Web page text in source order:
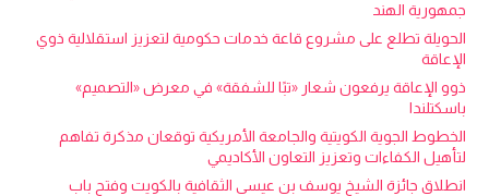
جمهورية الهند
الحويلة تطلع على مشروع قاعة خدمات حكومية لتعزيز استقلالية ذوي
الإعاقة
ذوو الإعاقة يرفعون شعار «تبًا للشفقة» في معرض «التصميم»
باسكتلندا
الخطوط الجوية الكويتية والجامعة الأمريكية توقعان مذكرة تفاهم
لتأهيل الكفاءات وتعزيز التعاون الأكاديمي
انطلاق جائزة الشيخ يوسف بن عيسى الثقافية بالكويت وفتح باب